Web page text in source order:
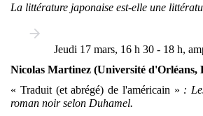
La littérature japonaise est-elle une
Jeudi 17 mars, 16 h 30 - 18 h,
Nicolas Martinez (Université d'Orléans,
« Traduit (et abrégé) de l'américain » :
roman noir selon Duhamel.